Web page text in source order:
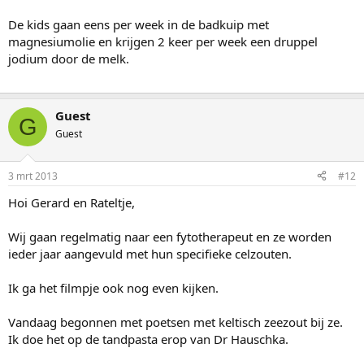
De kids gaan eens per week in de badkuip met
magnesiumolie en krijgen 2 keer per week een druppel
jodium door de melk.
G Guest
Guest
3 mrt 2013 #12
Hoi Gerard en Rateltje,
Wij gaan regelmatig naar een fytotherapeut en ze worden
ieder jaar aangevuld met hun specifieke celzouten.
Ik ga het filmpje ook nog even kijken.
Vandaag begonnen met poetsen met keltisch zeezout bij ze.
Ik doe het op de tandpasta erop van Dr Hauschka.